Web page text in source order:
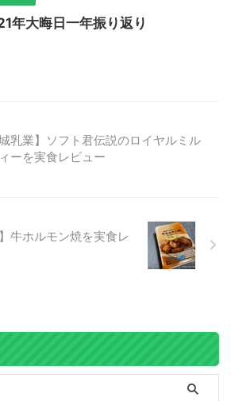
年大晦日一年振り返り
城乳業】ソフト君伝説のロイヤルミル
ーを実食レビュー
牛ホルモン焼を実食レ